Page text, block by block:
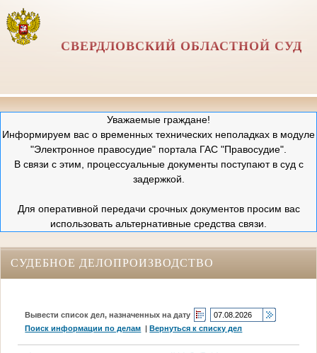
СВЕРДЛОВСКИЙ ОБЛАСТНОЙ СУД
Уважаемые граждане!
Информируем вас о временных технических неполадках в модуле
"Электронное правосудие" портала ГАС "Правосудие".
В связи с этим, процессуальные документы поступают в суд с
задержкой.
Для оперативной передачи срочных документов просим вас
использовать альтернативные средства связи.
СУДЕБНОЕ ДЕЛОПРОИЗВОДСТВО
Вывести список дел, назначенных на дату
Поиск информации по делам |Вернуться к списку дел